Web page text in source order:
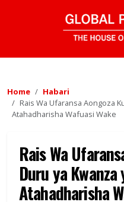
Home
Habari
Rais Wa Ufaransa Aongoza
Atahadharisha Wafuasi Wake
Rais Wa
Duru ya
Atahadharisha